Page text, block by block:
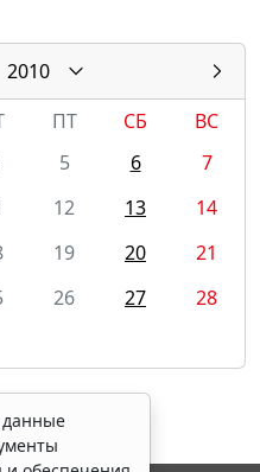
2010
ПТ СБ
ВС
5 6
7
12 13
14
19 20
21
26 27
28